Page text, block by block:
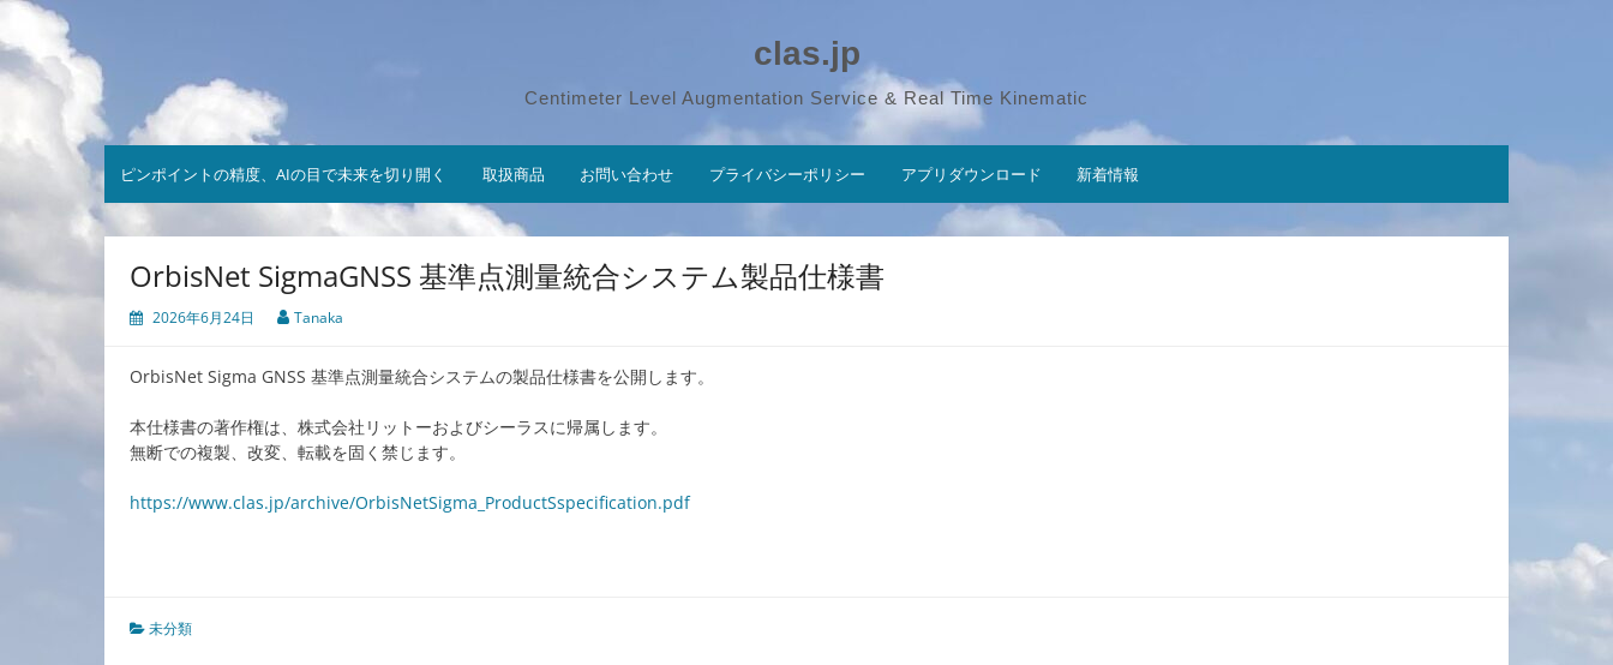
ン
ン
ッ
clas.jp
Centimeter Level Augmentation Service & Real Time Kinematic
ピンポイントの精度、AIの目で未来を切り開く 取扱商品 お問い合わせ プライバシーポリシー アプリダウンロード 新着情報
OrbisNet SigmaGNSS 基準点測量統合システム製品仕様書
2026年6月24日 Tanaka
OrbisNet Sigma GNSS 基準点測量統合システムの製品仕様書を公開します。
本仕様書の著作権は、株式会社リットーおよびシーラスに帰属します。
無断での複製、改変、転載を固く禁じます。
https://www.clas.jp/archive/OrbisNetSigma_ProductSspecification.pdf
未分類